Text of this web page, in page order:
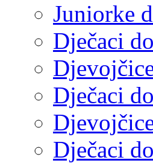
Juniorke
Dječaci
Dječaci
Dječaci